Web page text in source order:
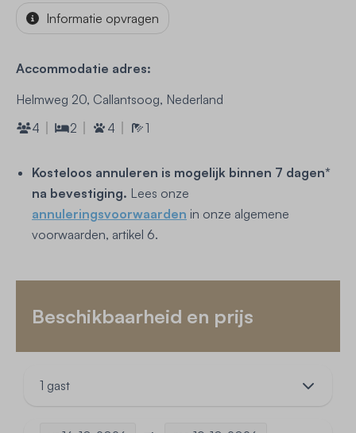
Informatie opvragen
Accommodatie adres:
Helmweg 20, Callantsoog, Nederland
4
2 4 1
Kosteloos annuleren is mogelijk binnen 7 dagen*
na bevestiging. Lees onze
annuleringsvoorwaarden in onze algemene
voorwaarden, artikel 6.
Beschikbaarheid en prijs
1 gast